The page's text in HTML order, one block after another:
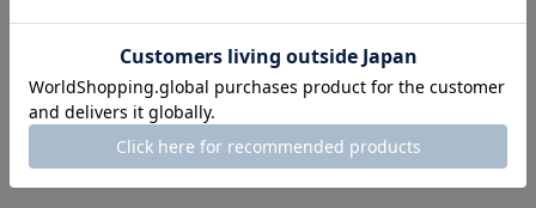
レビューポイント付
与：
可
返品サイズ交換：
試着申込可否：
否